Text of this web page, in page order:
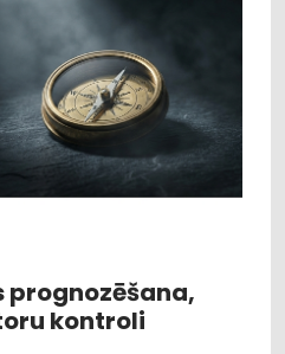
prognozēšana,
kontroli